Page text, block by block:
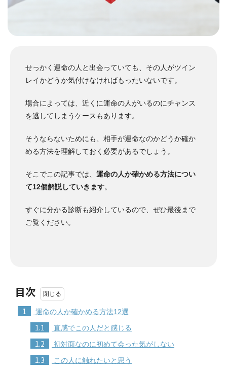
せっかく運命の人と出会っていても、その人がツイン
レイかどうか気付けなければもったいないです。
場合によっては、近くに運命の人がいるのにチャンス
を逃してしまうケースもあります。
そうならないためにも、相手が運命なのかどうか確か
める方法を理解しておく必要があるでしょう。
そこでこの記事では、 運命の人か確かめる方法につい
て12個解説していきます。
すぐに分かる診断も紹介しているので、ぜひ最後まで
ご覧ください。
目次
1 運命の人か確かめる方法12選
1.1 直感でこの人だと感じる
1.2 初対面なのに初めて会った気がしない
1.3 この人に触れたいと思う